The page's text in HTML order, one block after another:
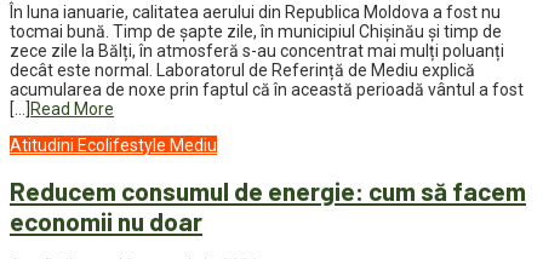
În luna ianuarie, calitatea aerului din Republica Moldova a fost nu
tocmai bună. Timp de șapte zile, în municipiul Chișinău și timp de
zece zile la Bălți, în atmosferă s-au concentrat mai mulți poluanți
decât este normal. Laboratorul de Referință de Mediu explică
acumularea de noxe prin faptul că în această perioadă vântul a fost
[…]Read More
Atitudini Ecolifestyle Mediu
Reducem consumul de energie: cum să facem
economii nu doar